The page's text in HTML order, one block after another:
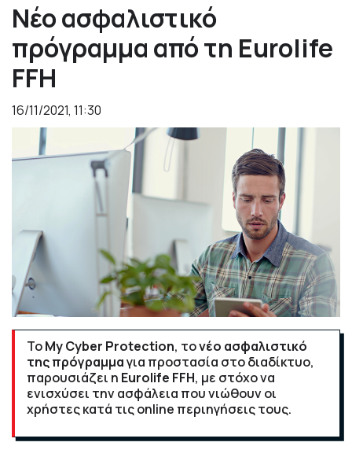
Νέο ασφαλιστικό
πρόγραμμα από τη Eurolife
FFH
16/11/2021, 11:30
ΤοMy Cyber Protection, τονέο ασφαλιστικό
της πρόγραμμαγια προστασία στο διαδίκτυο,
παρουσιάζει η Eurolife FFH, με στόχο να
ενισχύσει την ασφάλεια που νιώθουν οι
χρήστες κατά τις online περιηγήσεις τους.